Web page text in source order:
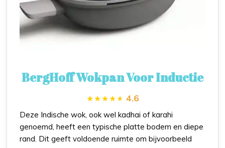
BergHoff Wokpan Voor Inductie
4.6
Deze Indische wok, ook wel kadhai of karahi
genoemd, heeft een typische platte bodem en diepe
rand. Dit geeft voldoende ruimte om bijvoorbeeld